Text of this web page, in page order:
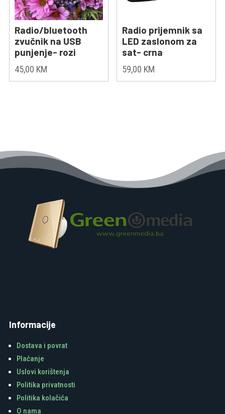
Radio/bluetooth
zvučnik na USB
punjenje- rozi
45,00 KM
Radio prijemnik sa
LED zaslonom za
sat- crna
59,00 KM
Informacije
Dostava i povrat
Plaćanje
Uslovi korištenja
Politika privatnosti
Politika kolačića
O nama